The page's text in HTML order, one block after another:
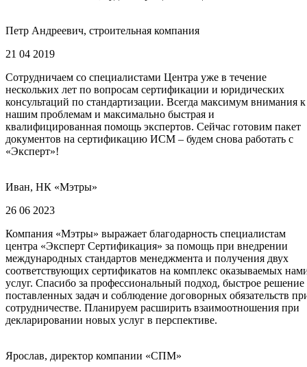
Петр Андреевич, строительная компания
21 04 2019
Сотрудничаем со специалистами Центра уже в течение
нескольких лет по вопросам сертификации и юридических
консультаций по стандартизации. Всегда максимум внимания к
нашим проблемам и максимально быстрая и
квалифицированная помощь экспертов. Сейчас готовим пакет
документов на сертификацию ИСМ – будем снова работать с
«Эксперт»!
Иван, НК «Мэтры»
26 06 2023
Компания «Мэтры» выражает благодарность специалистам
центра «Эксперт Сертификация» за помощь при внедрении
международных стандартов менеджмента и получения двух
соответствующих сертификатов на комплекс оказываемых
услуг. Спасибо за профессиональный подход, быстрое решение
поставленных задач и соблюдение договорных обязательств
сотрудничестве. Планируем расширить взаимоотношения при
декларировании новых услуг в перспективе.
Ярослав, директор компании «СПМ»